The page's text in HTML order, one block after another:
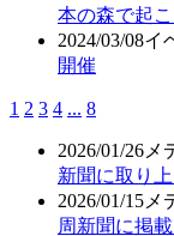
本の森で起
2024/03/08イ
開催
1 2 3 4 ... 8
2026/01/26 メ
新聞に取り
2026/01/15 メ
周新聞に掲